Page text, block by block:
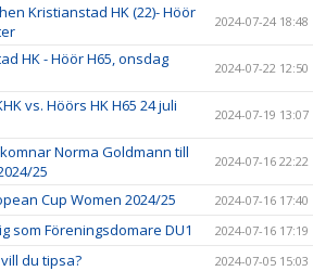
Kristianstad HK (22)- Höör
2024-07-24 18:48
HK - Höör H65, onsdag
2024-07-22 12:50
vs. Höörs HK H65 24 juli
2024-07-19 13:07
Norma Goldmann till
25
2024-07-16 22:22
Cup Women 2024/25 2024-07-16 17:40
som Föreningsdomare DU1 2024-07-16 17:19
du tipsa? 2024-07-05 15:03